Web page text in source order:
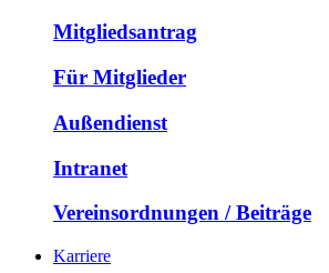
Mitgliedsantrag
Für Mitglieder
Außendienst
Intranet
Vereinsordnungen / Beiträge
Karriere